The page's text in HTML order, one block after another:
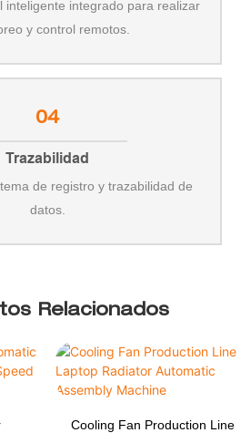
inteligente integrado para realizar
y control remotos.
04
Trazabilidad
de registro y trazabilidad de
datos.
Relacionados
Cooling Fan Production Line